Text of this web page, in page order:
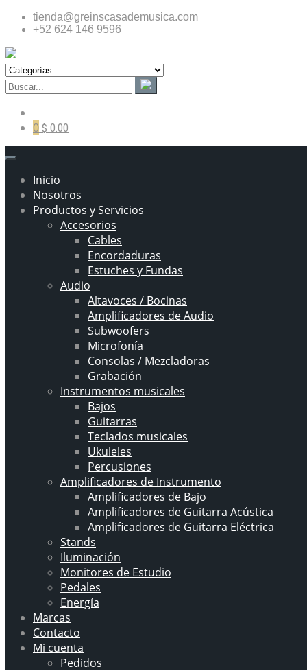
tienda@greinscasademusica.com
+52 624 146 9596
0 $ 0.00
Inicio
Nosotros
Productos y Servicios
Accesorios
Cables
Encordaduras
Estuches y Fundas
Audio
Altavoces / Bocinas
Amplificadores de Audio
Subwoofers
Microfonía
Consolas / Mezcladoras
Grabación
Instrumentos musicales
Bajos
Guitarras
Teclados musicales
Ukuleles
Percusiones
Amplificadores de Instrumento
Amplificadores de Bajo
Amplificadores de Guitarra Acústica
Amplificadores de Guitarra Eléctrica
Stands
Iluminación
Monitores de Estudio
Pedales
Energía
Marcas
Contacto
Mi cuenta
Pedidos